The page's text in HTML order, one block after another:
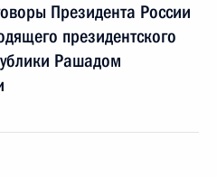
Президента России
президентского
Рашадом